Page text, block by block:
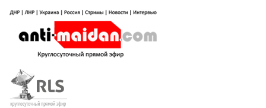
содержимому
Антимайдан: Гражданская война
на Украине
гражданской войне на Украине, включая события в Новороссии, ДНР,
ЛНР и других регионах.